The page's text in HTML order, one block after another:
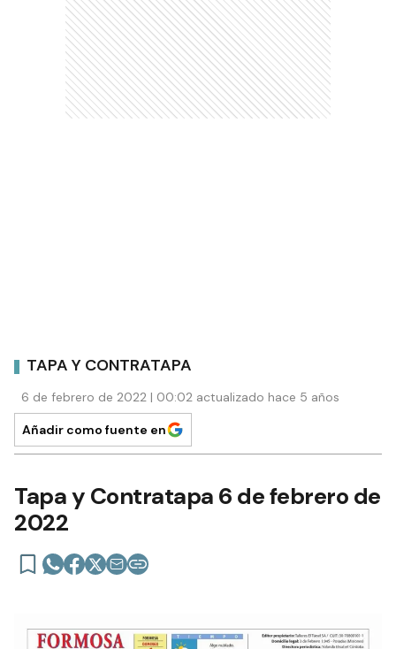
TAPA Y CONTRATAPA
6 de febrero de 2022 | 00:02 actualizado hace 5 años
Añadir como fuente en
Tapa y Contratapa 6 de febrero de
2022